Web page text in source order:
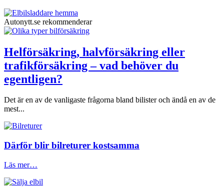
Autonytt.se rekommenderar
Helförsäkring, halvförsäkring eller
trafikförsäkring – vad behöver du
egentligen?
Det är en av de vanligaste frågorna bland bilister och ändå en av de
mest...
Därför blir bilreturer kostsamma
Läs mer…